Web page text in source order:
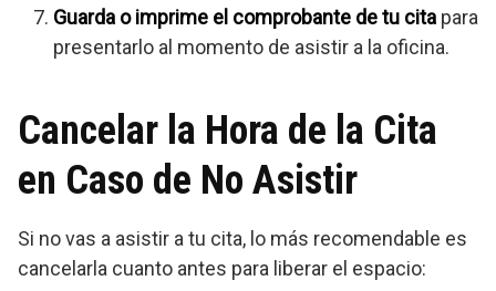
Guarda o imprime el comprobante de tu cita para
presentarlo al momento de asistir a la oficina.
Cancelar la Hora de la Cita
en Caso de No Asistir
Si no vas a asistir a tu cita, lo más recomendable es
cancelarla cuanto antes para liberar el espacio: